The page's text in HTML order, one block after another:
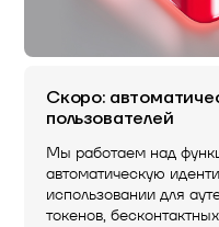
Скоро:
пользователей
Мы работаем над
автоматическую
использовании для
токенов,